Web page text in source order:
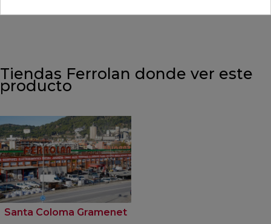
Tiendas Ferrolan donde ver este
producto
Santa Coloma Gramenet